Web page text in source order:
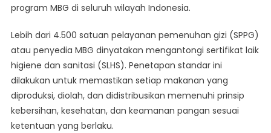
Makanan
Aman
program MBG di seluruh wilayah Indonesia.
Lebih dari 4.500 satuan pelayanan pemenuhan gizi (SPPG)
atau penyedia MBG dinyatakan mengantongi sertifikat laik
higiene dan sanitasi (SLHS). Penetapan standar ini
dilakukan untuk memastikan setiap makanan yang
diproduksi, diolah, dan didistribusikan memenuhi prinsip
kebersihan, kesehatan, dan keamanan pangan sesuai
ketentuan yang berlaku.